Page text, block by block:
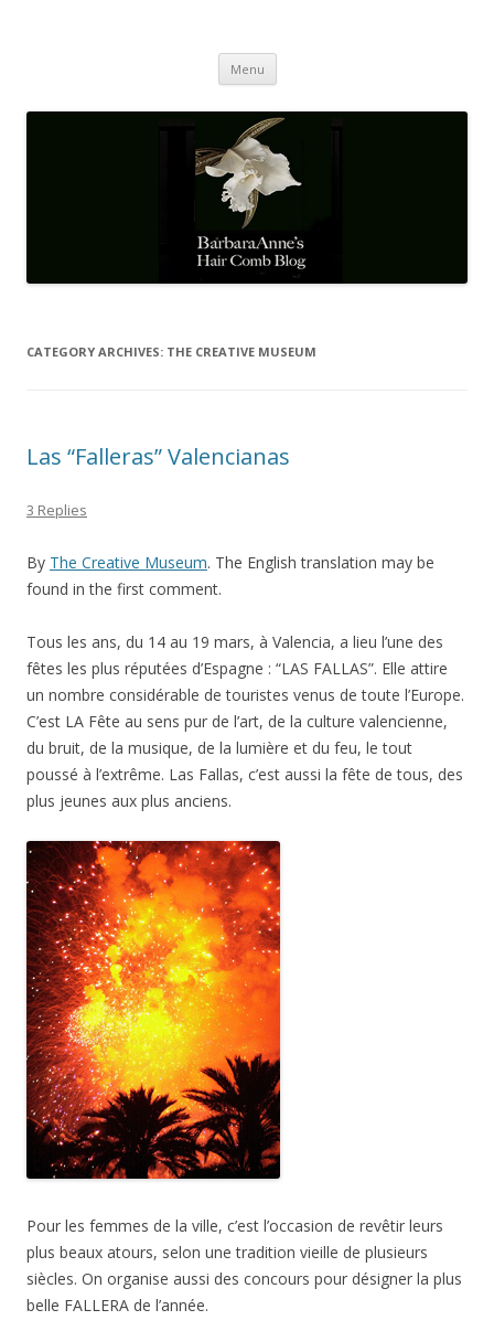
Menu Skip
content
CATEGORY ARCHIVES: THE CREATIVE MUSEUM
Las “Falleras” Valencianas
3 Replies
By The Creative Museum. The English translation may be
found in the first comment.
Tous les ans, du 14 au 19 mars, à Valencia, a lieu l’une des
fêtes les plus réputées d’Espagne : “LAS FALLAS”. Elle attire
un nombre considérable de touristes venus de toute l’Europe.
C’est LA Fête au sens pur de l’art, de la culture valencienne,
du bruit, de la musique, de la lumière et du feu, le tout
poussé à l’extrême. Las Fallas, c’est aussi la fête de tous, des
plus jeunes aux plus anciens.
Pour les femmes de la ville, c’est l’occasion de revêtir leurs
plus beaux atours, selon une tradition vieille de plusieurs
siècles. On organise aussi des concours pour désigner la plus
belle FALLERA de l’année.